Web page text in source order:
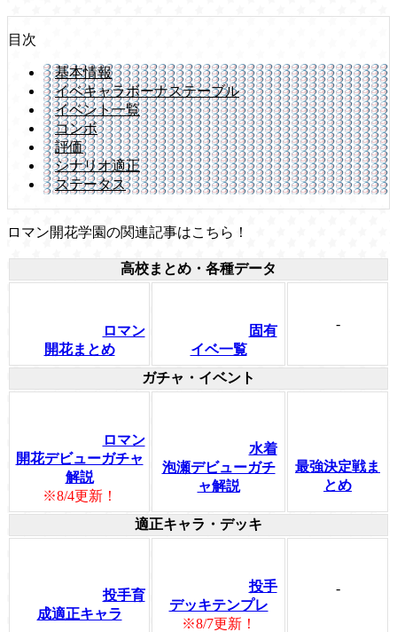
目次
基本情報
イベキャラボーナステーブル
イベント一覧
コンボ
評価
シナリオ適正
ステータス
ロマン開花学園の関連記事はこちら！
高校まとめ・各種データ
ロマン
開花まとめ
固有
イベ一覧
-
ガチャ・イベント
ロマン
開花デビューガチャ
解説
※8/4更新！
水着
泡瀬デビューガチ
ャ解説
最強決定戦ま
とめ
適正キャラ・デッキ
投手育
成適正キャラ
投手
デッキテンプレ
※8/7更新！
-